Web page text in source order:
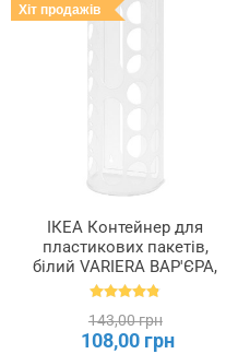
Хіт продажів
ІКЕА Контейнер для
пластикових пакетів,
білий VARIERA ВАР'ЄРА,
800.102.22
143,00 грн
108,00 грн